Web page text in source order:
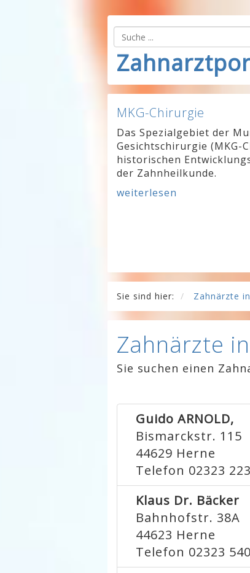
MKG-Chirurgie
Das Spezialgebiet der
Gesichtschirurgie
historischen
der Zahnheilkunde.
weiterlesen
Sie sind hier: Zahnärzte
Zahnärzte
Sie suchen einen
Guido ARNOLD,
Bismarckstr. 115
44629 Herne
Telefon 02323
Klaus Dr. Bäcker
Bahnhofstr. 38A
44623 Herne
Telefon 02323